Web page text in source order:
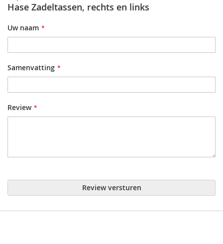
Hase Zadeltassen, rechts en links
Uw naam
Samenvatting
Review
Review versturen